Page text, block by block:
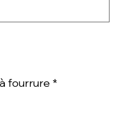
fourrure *